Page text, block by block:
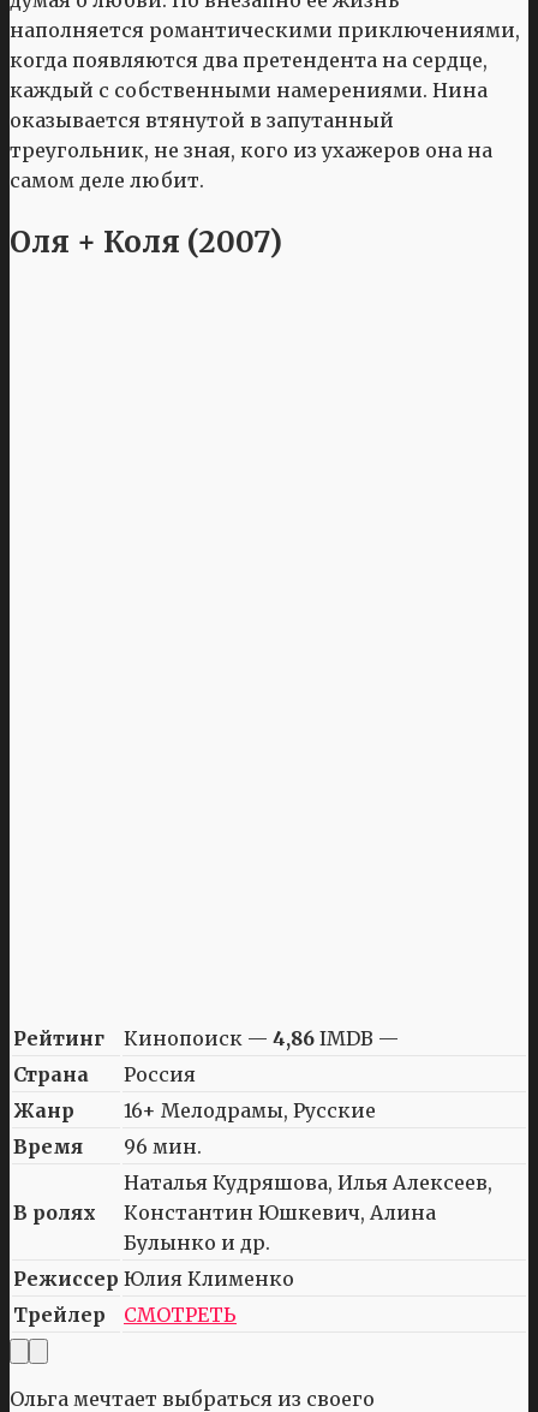
наполняется романтическими приключениями,
когда появляются два претендента на сердце,
каждый с собственными намерениями. Нина
оказывается втянутой в запутанный
треугольник, не зная, кого из ухажеров она на
самом деле любит.
Оля + Коля (2007)
Рейтинг Кинопоиск — 4,86 IMDB —
Страна
Россия
Жанр
16+ Мелодрамы, Русские
Время
96 мин.
В ролях
Наталья Кудряшова, Илья Алексеев,
Константин Юшкевич, Алина
Булынко и др.
Режиссер Юлия Клименко
Трейлер
СМОТРЕТЬ
Ольга мечтает выбраться из своего